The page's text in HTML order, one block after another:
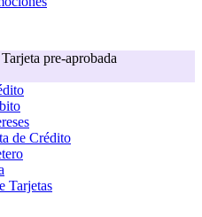
pre-aprobada
de Crédito
Tarjetas